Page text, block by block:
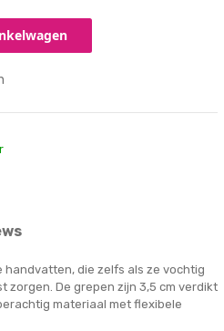
die zelfs als ze vochtig
zorgen. De grepen zijn 3,5 cm verdikt
materiaal met flexibele